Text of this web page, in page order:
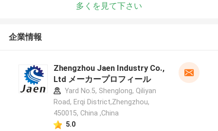
多くを見て下さい
企業情報
Zhengzhou Jaen Industry Co.,
Ltd メーカープロフィール
Yard No.5, Shenglong, Qiliyan
Road, Erqi District,Zhengzhou,
450015, China ,China
5.0